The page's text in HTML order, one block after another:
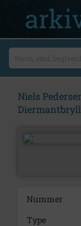
Niels
Nummer
Type